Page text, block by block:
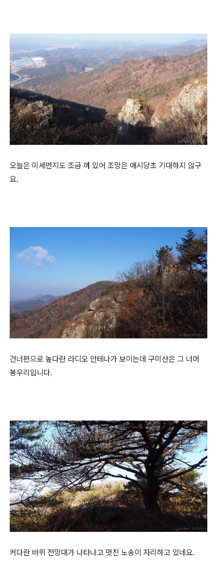
오늘은 미세먼지도 조금 껴 있어 조망은 애시당초 기대하지 않구
요.
건너편으로 높다란 라디오 안테나가 보이는데 구미산은 그 너머
봉우리입니다.
커다란 바위 전망대가 나타나고 멋진 노송이 자리하고 있네요.